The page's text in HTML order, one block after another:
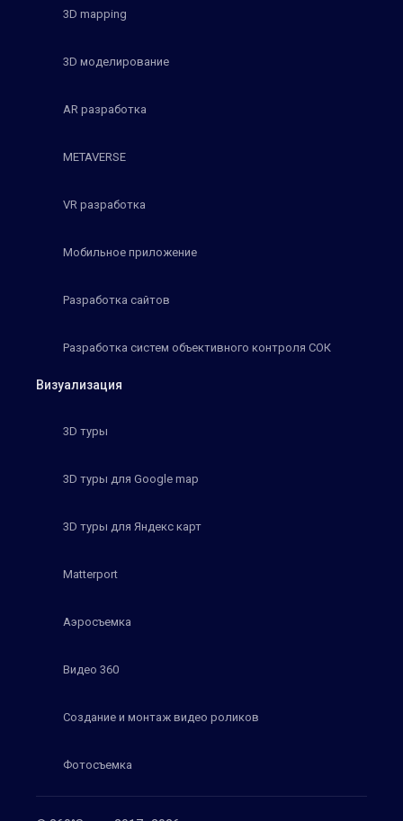
3D mapping
3D моделирование
AR разработка
METAVERSE
VR разработка
Мобильное приложение
Разработка сайтов
Разработка систем объективного контроля СОК
Визуализация
3D туры
3D туры для Google map
3D туры для Яндекс карт
Matterport
Аэросъемка
Видео 360
Создание и монтаж видео роликов
Фотосъемка